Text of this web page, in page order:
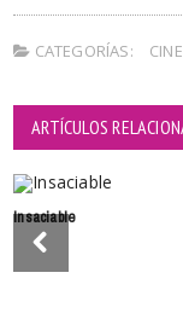
CATEGORÍAS: CINE
ARTÍCULOS
Insaciable